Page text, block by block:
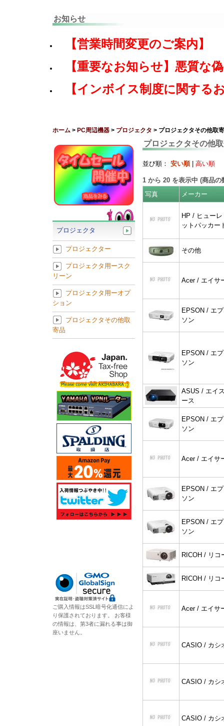
お知らせ
【営業時間変更のご案内】
【重要なお知らせ】悪質な
【インボイス制度に関する
ホーム > PC周辺機器 > プロジェクタ > プロジェクタその他取
プロジェクタその他
並び順： 安い順| 高い順
1 から 20 を表示中 (商品
写真
メーカー
HP / ヒューレ
ットパッカー
その他
Acer / エイサ
EPSON / エプ
ソン
EPSON / エプ
ソン
ASUS / エイ
ース
EPSON / エプ
ソン
Acer / エイサ
EPSON / エプ
ソン
EPSON / エプ
ソン
RICOH / リコ
RICOH / リコ
Acer / エイサ
CASIO / カシ
CASIO / カシ
CASIO / カシ
プロジェクタ
プロジェクター
プロジェクタ用ースク
リーン
プロジェクタ用ーオプ
ション
プロジェクタその他取
寄品
ご購入情報はSSL暗号化通信によ
り保護されております。 お客様
の情報は、第3者に漏れる事は御
座いません。